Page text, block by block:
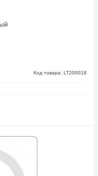
Код товара: LT200018